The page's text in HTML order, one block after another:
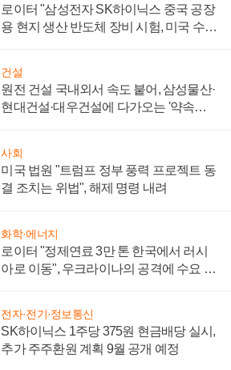
로이터 "삼성전자 SK하이닉스 중국 공장
용 현지 생산 반도체 장비 시험, 미국 수출
건설
원전 건설 국내외서 속도 붙어, 삼성물산·
현대건설·대우건설에 다가오는 '약속의
사회
미국 법원 "트럼프 정부 풍력 프로젝트 동
결 조치는 위법", 해제 명령 내려
화학·에너지
로이터 "정제연료 3만 톤 한국에서 러시
아로 이동", 우크라이나의 공격에 수요 늘
전자·전기·정보통신
SK하이닉스 1주당 375원 현금배당 실시,
추가 주주환원 계획 9월 공개 예정